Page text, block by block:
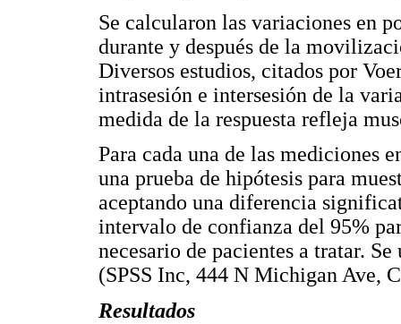
Se calcularon las variaciones en
durante y después de la
Diversos estudios, citados por
intrasesión e intersesión de la
medida de la respuesta refleja
Para cada una de las mediciones
una prueba de hipótesis para
aceptando una diferencia
intervalo de confianza del 95%
necesario de pacientes a tratar.
(SPSS Inc, 444 N Michigan Ave,
Resultados